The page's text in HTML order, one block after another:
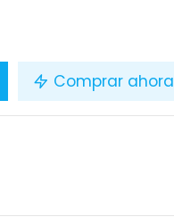
Comprar ahora